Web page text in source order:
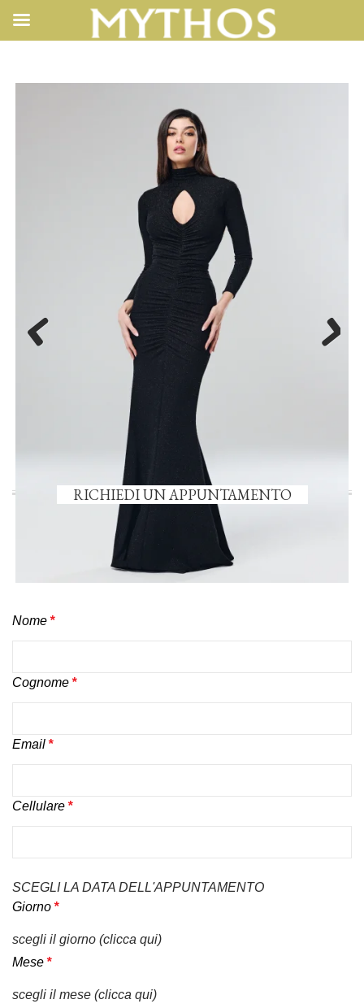
LEGORA
RICHIEDI UN APPUNTAMENTO
Nome*
Cognome*
Email*
Cellulare*
SCEGLI LA DATA DELL'APPUNTAMENTO
Giorno*
scegli il giorno (clicca qui)
Mese*
scegli il mese (clicca qui)